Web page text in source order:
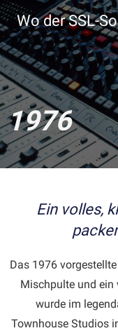
Wo der SSL-
1976
Ein volles,
Das 1976
Mischpulte und ein
wurde im
Townhouse Studios